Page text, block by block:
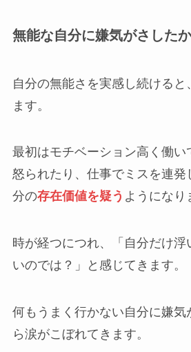
無能な自分に嫌気がさした
自分の無能さを実感し続けると
ます。
最初はモチベーション高く働い
怒られたり、仕事でミスを連発
分の存在価値を疑う ようになり
時が経つにつれ、「自分だけ浮
いのでは？」と感じてきます。
何もうまく行かない自分に嫌気
ら涙がこぼれてきます。